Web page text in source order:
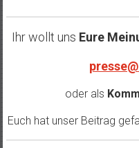
Ihr wollt uns Eure
oder als
Euch hat unser Beitrag